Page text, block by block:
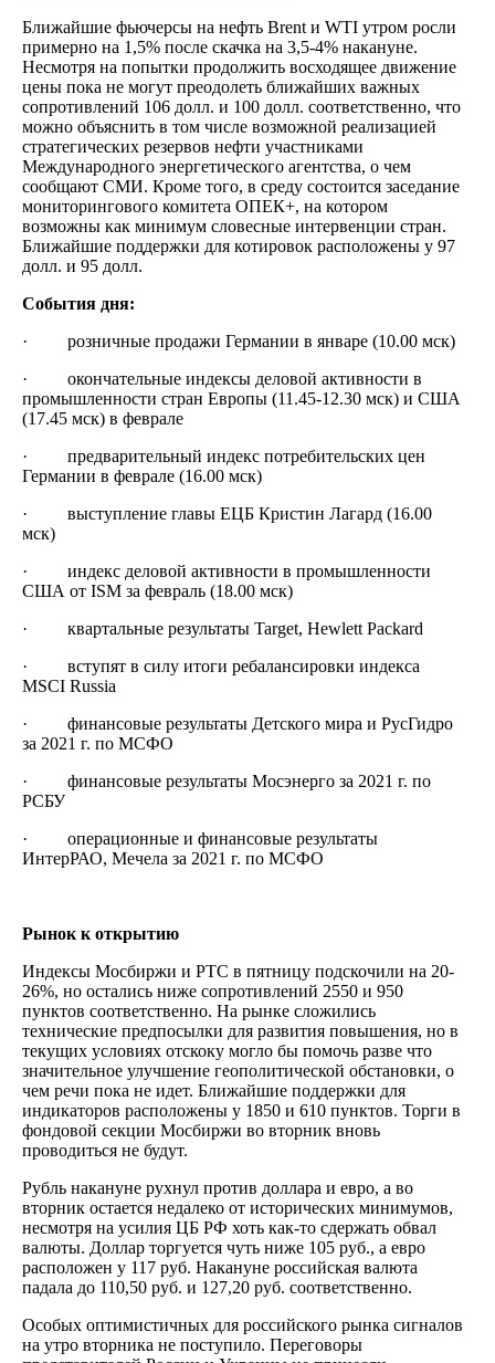
Ближайшие фьючерсы на нефть Brent и WTI утром росли
примерно на 1,5% после скачка на 3,5-4% накануне.
Несмотря на попытки продолжить восходящее движение
цены пока не могут преодолеть ближайших важных
сопротивлений 106 долл. и 100 долл. соответственно, что
можно объяснить в том числе возможной реализацией
стратегических резервов нефти участниками
Международного энергетического агентства, о чем
сообщают СМИ. Кроме того, в среду состоится заседание
мониторингового комитета ОПЕК+, на котором
возможны как минимум словесные интервенции стран.
Ближайшие поддержки для котировок расположены у 97
долл. и 95 долл.
События дня:
· розничные продажи Германии в январе (10.00 мск)
· окончательные индексы деловой активности в
промышленности стран Европы (11.45-12.30 мск) и США
(17.45 мск) в феврале
· предварительный индекс потребительских цен
Германии в феврале (16.00 мск)
· выступление главы ЕЦБ Кристин Лагард (16.00
мск)
· индекс деловой активности в промышленности
США от ISM за февраль (18.00 мск)
· квартальные результаты Target, Hewlett Packard
· вступят в силу итоги ребалансировки индекса
MSCI Russia
· финансовые результаты Детского мира и РусГидро
за 2021 г. по МСФО
· финансовые результаты Мосэнерго за 2021 г. по
РСБУ
· операционные и финансовые результаты
ИнтерРАО, Мечела за 2021 г. по МСФО
Рынок к открытию
Индексы Мосбиржи и РТС в пятницу подскочили на 20-
26%, но остались ниже сопротивлений 2550 и 950
пунктов соответственно. На рынке сложились
технические предпосылки для развития повышения, но в
текущих условиях отскоку могло бы помочь разве что
значительное улучшение геополитической обстановки, о
чем речи пока не идет. Ближайшие поддержки для
индикаторов расположены у 1850 и 610 пунктов. Торги в
фондовой секции Мосбиржи во вторник вновь
проводиться не будут.
Рубль накануне рухнул против доллара и евро, а во
вторник остается недалеко от исторических минимумов,
несмотря на усилия ЦБ РФ хоть как-то сдержать обвал
валюты. Доллар торгуется чуть ниже 105 руб., а евро
расположен у 117 руб. Накануне российская валюта
падала до 110,50 руб. и 127,20 руб. соответственно.
Особых оптимистичных для российского рынка сигналов
на утро вторника не поступило. Переговоры